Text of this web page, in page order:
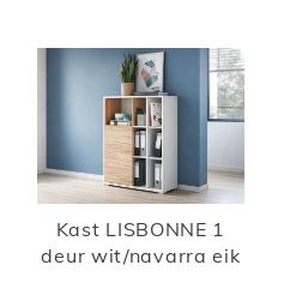
Kast LISBONNE 1
deur wit/navarra eik